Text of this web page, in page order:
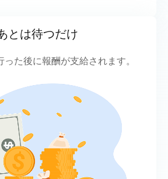
とは待つだけ
た後に報酬が支給されます。